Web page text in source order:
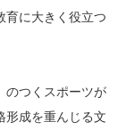
育に大きく役立つ
のつくスポーツが
形成を重んじる文